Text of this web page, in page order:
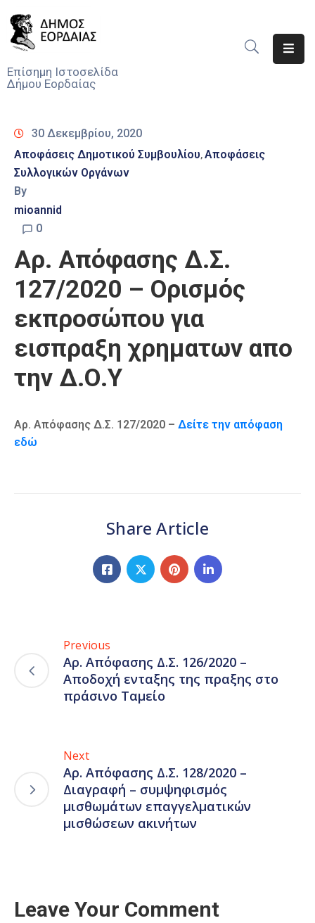
Επίσημη Ιστοσελίδα
Δήμου Εορδαίας
Νέα
Υπηρεσίες
Του
Δήμου
Αποφάσεις
Τηλέφωνα
30 Δεκεμβρίου, 2020
Αποφάσεις Δημοτικού Συμβουλίου‚Αποφάσεις
Συλλογικών Οργάνων
By
mioannid
0
Αρ. Απόφασης Δ.Σ.
127/2020 – Ορισμός
εκπροσώπου για
εισπραξη χρηματων απο
την Δ.Ο.Υ
Αρ. Απόφασης Δ.Σ. 127/2020 – Δείτε την απόφαση
εδώ
Share Article
Previous
Αρ. Απόφασης Δ.Σ. 126/2020 –
Αποδοχή ενταξης της πραξης στο
πράσινο Ταμείο
Next
Αρ. Απόφασης Δ.Σ. 128/2020 –
Διαγραφή – συμψηφισμός
μισθωμάτων επαγγελματικών
μισθώσεων ακινήτων
Leave Your Comment